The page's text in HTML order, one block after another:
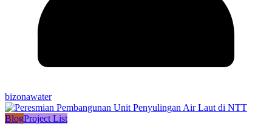
bizonawater
BlogProject List